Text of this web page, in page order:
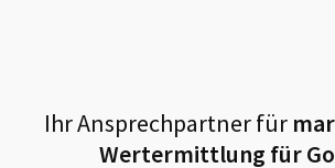
Ihr Ansprechpartner für
Wertermittlung für